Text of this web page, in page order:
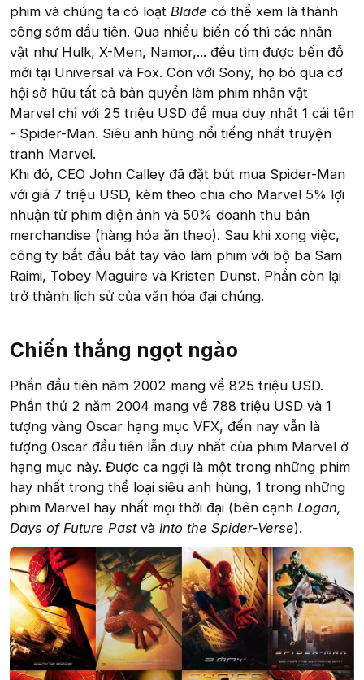
phim và chúng ta có loạt Blade có thể xem là thành
công sớm đầu tiên. Qua nhiều biến cố thì các nhân
vật như Hulk, X-Men, Namor,... đều tìm được bến đỗ
mới tại Universal và Fox. Còn với Sony, họ bỏ qua cơ
hội sở hữu tất cả bản quyền làm phim nhân vật
Marvel chỉ với 25 triệu USD để mua duy nhất 1 cái tên
- Spider-Man. Siêu anh hùng nổi tiếng nhất truyện
tranh Marvel.
Khi đó, CEO John Calley đã đặt bút mua Spider-Man
với giá 7 triệu USD, kèm theo chia cho Marvel 5% lợi
nhuận từ phim điện ảnh và 50% doanh thu bán
merchandise (hàng hóa ăn theo). Sau khi xong việc,
công ty bắt đầu bắt tay vào làm phim với bộ ba Sam
Raimi, Tobey Maguire và Kristen Dunst. Phần còn lại
trở thành lịch sử của văn hóa đại chúng.
Chiến thắng ngọt ngào​
Phần đầu tiên năm 2002 mang về 825 triệu USD.
Phần thứ 2 năm 2004 mang về 788 triệu USD và 1
tượng vàng Oscar hạng mục VFX, đến nay vẫn là
tượng Oscar đầu tiên lẫn duy nhất của phim Marvel ở
hạng mục này. Được ca ngợi là một trong những phim
hay nhất trong thể loại siêu anh hùng, 1 trong những
phim Marvel hay nhất mọi thời đại (bên cạnh Logan,
Days of Future Past và Into the Spider-Verse).